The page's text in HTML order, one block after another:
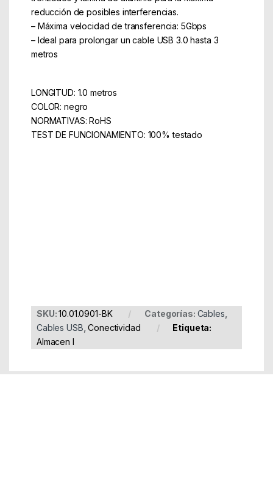
reducción de posibles interferencias.
– Máxima velocidad de transferencia: 5Gbps
– Ideal para prolongar un cable USB 3.0 hasta 3
metros
LONGITUD: 1.0 metros
COLOR: negro
NORMATIVAS: RoHS
TEST DE FUNCIONAMIENTO: 100% testado
SKU:10.01.0901-BK Categorías: Cables
Cables USB ,Conectividad
Etiqueta:
Almacen I